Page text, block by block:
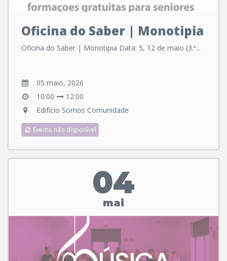
Oficina do Saber | Monotipia
Oficina do Saber | Monotipia Data: 5, 12 de maio (3.ª...
05 maio, 2026
10:00
12:00
Edifício Somos Comunidade
Evento não disponível
04
mai